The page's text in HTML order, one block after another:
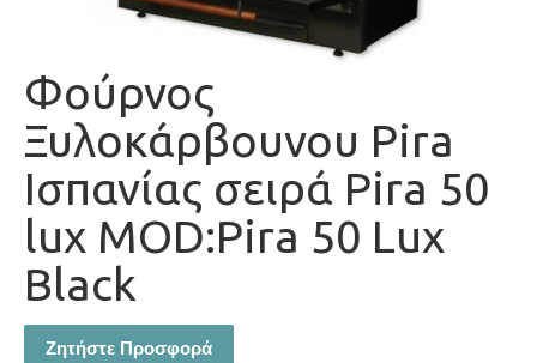
Φούρνος
Ξυλοκάρβουνου Pira
Ισπανίας σειρά Pira 50
lux MOD:Pira 50 Lux
Black
Ζητήστε Προσφορά